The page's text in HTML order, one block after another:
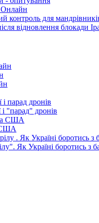
Онлайн
контроль для мандрівників
відновлення блокади
"парад" дронів
США
Як Україні боротись з